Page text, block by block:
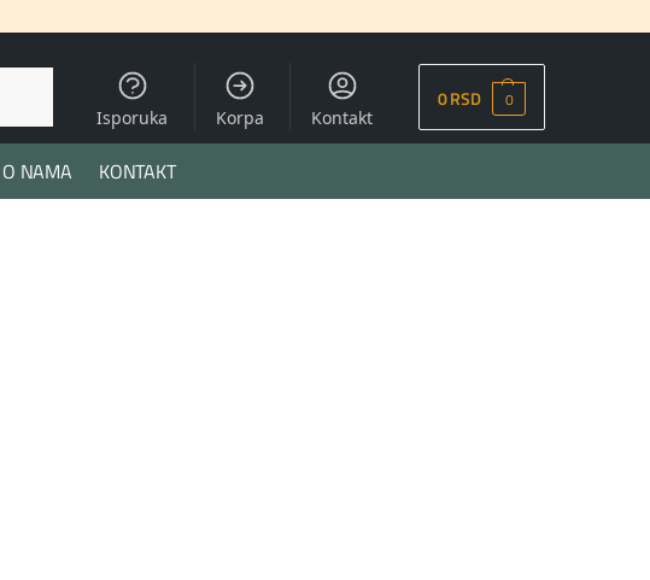
Isporuka Korpa Kontakt
0RSD 0
O NAMA KONTAKT